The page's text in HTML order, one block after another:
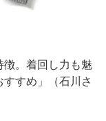
徴。着回し力も魅
すめ」（石川さ